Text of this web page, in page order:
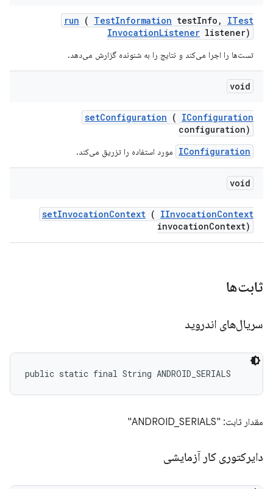
run ( TestInformation testInfo ,
ITest
InvocationListener listener)
تست‌ها را اجرا می‌کند و نتایج را به شنونده گزارش می‌دهد.
void
setConfiguration ( IConfiguration
configuration)
IConfiguration
مورد استفاده را تزریق می‌کند.
void
setInvocationContext ( IInvocationContext
invocationContext)
ثابت‌ها
سریال‌های اندروید
public static final String ANDROID_SERIALS
مقدار ثابت: "ANDROID_SERIALS"
دایرکتوری کار آزمایشی